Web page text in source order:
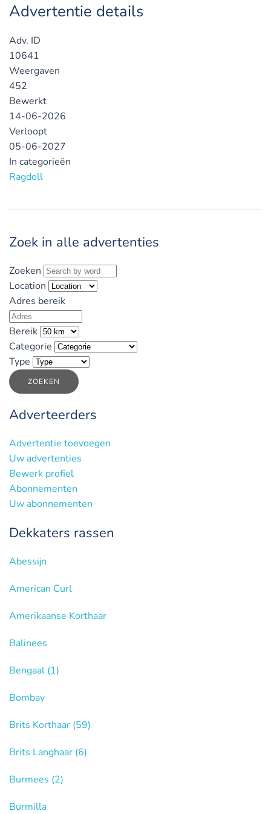
Advertentie details
Adv. ID
10641
Weergaven
452
Bewerkt
14-06-2026
Verloopt
05-06-2027
In categorieën
Ragdoll
Zoek in alle advertenties
Zoeken
Location
Adres bereik
Bereik
Categorie
Type
ZOEKEN
Adverteerders
Advertentie toevoegen
Uw advertenties
Bewerk profiel
Abonnementen
Uw abonnementen
Dekkaters rassen
Abessijn
American Curl
Amerikaanse Korthaar
Balinees
Bengaal (1)
Bombay
Brits Korthaar (59)
Brits Langhaar (6)
Burmees (2)
Burmilla